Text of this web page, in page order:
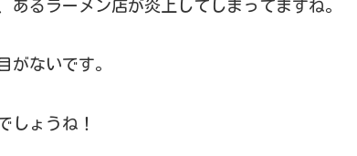
あるラーメン店が炎上してしまってますね。
がないです。
しょうね！